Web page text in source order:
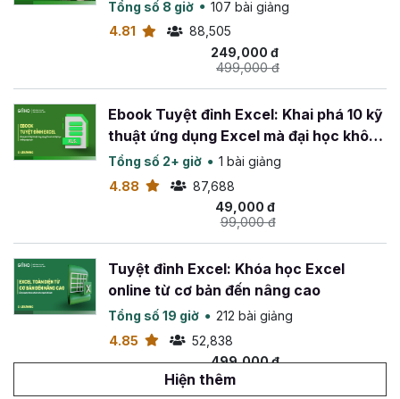
Tổng số 8 giờ
107 bài giảng
4.81
88,505
249,000 đ
499,000 đ
Ebook Tuyệt đỉnh Excel: Khai phá 10 kỹ
thuật ứng dụng Excel mà đại học không
dạy bạn
Tổng số 2+ giờ
1 bài giảng
4.88
87,688
49,000 đ
99,000 đ
Tuyệt đỉnh Excel: Khóa học Excel
online từ cơ bản đến nâng cao
Tổng số 19 giờ
212 bài giảng
4.85
52,838
499,000 đ
799,000 đ
Hiện thêm